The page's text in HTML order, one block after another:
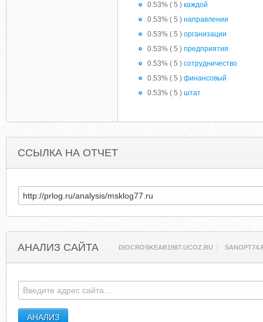
0.53% ( 5 ) каждой
0.53% ( 5 ) направлении
0.53% ( 5 ) организации
0.53% ( 5 ) предприятия
0.53% ( 5 ) сотрудничество
0.53% ( 5 ) финансовый
0.53% ( 5 ) штат
ССЫЛКА НА ОТЧЕТ
АНАЛИЗ САЙТА DIOCROSKEAB1987.UCOZ.RU